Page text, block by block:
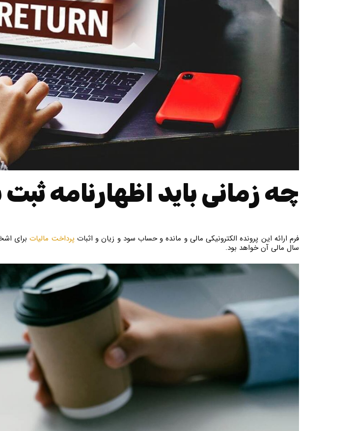
چه زمانی باید اظهارنامه
فرم ارائه این پرونده الکترونیکی مالی و مانده و حساب سود و زیان و اثبات پرداخت مالیات
سال مالی آن خواهد بود.